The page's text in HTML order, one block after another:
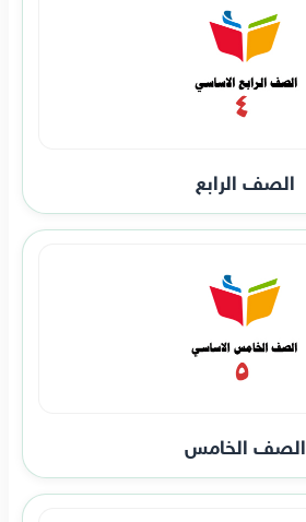
الصف الرابع
الصف الخامس